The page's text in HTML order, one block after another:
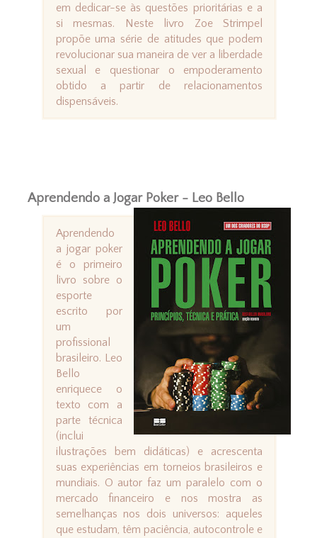
em dedicar-se às questões prioritárias e a
si mesmas. Neste livro Zoe Strimpel
propõe uma série de atitudes que podem
revolucionar sua maneira de ver a liberdade
sexual e questionar o empoderamento
obtido a partir de relacionamentos
dispensáveis.
Aprendendo a Jogar Poker - Leo Bello
Aprendendo
a jogar poker
é o primeiro
livro sobre o
esporte
escrito por
um
profissional
brasileiro. Leo
Bello
enriquece o
texto com a
parte técnica
(inclui
ilustrações bem didáticas) e acrescenta
suas experiências em torneios brasileiros e
mundiais. O autor faz um paralelo com o
mercado financeiro e nos mostra as
semelhanças nos dois universos: aqueles
que estudam, têm paciência, autocontrole e